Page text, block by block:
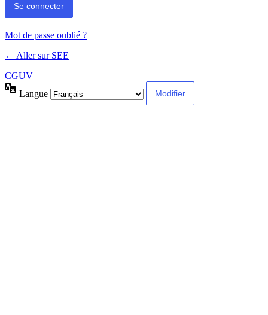
Mot de passe oublié ?
← Aller sur SEE
CGUV
Langue